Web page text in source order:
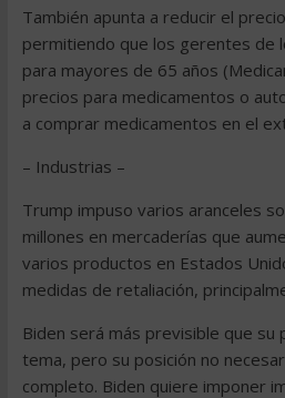
También apunta a reducir el
permitiendo que los gerentes de
para mayores de 65 años
precios para medicamentos o
a comprar medicamentos en el
– Industrias –
Trump impuso varios aranceles
millones en mercaderías que
varios productos en Estados
medidas de retaliación,
Biden será más previsible que
tema, pero su posición no
completo. Biden quiere imponer